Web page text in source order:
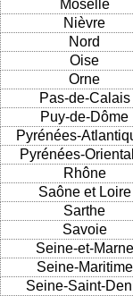
Moselle
Nièvre
Nord
Oise
Orne
Pas-de-Calais
Puy-de-Dôme
Pyrénées-
Pyrénées-
Rhône
Saône et Loire
Sarthe
Savoie
Seine-et-Marne
Seine-Maritime
Seine-Saint-